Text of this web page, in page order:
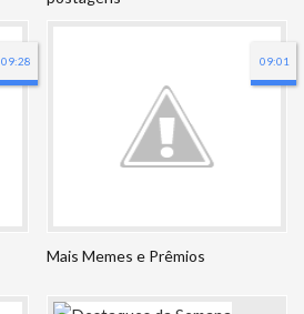
09:28
Mais Memes e Prêmios
09:01